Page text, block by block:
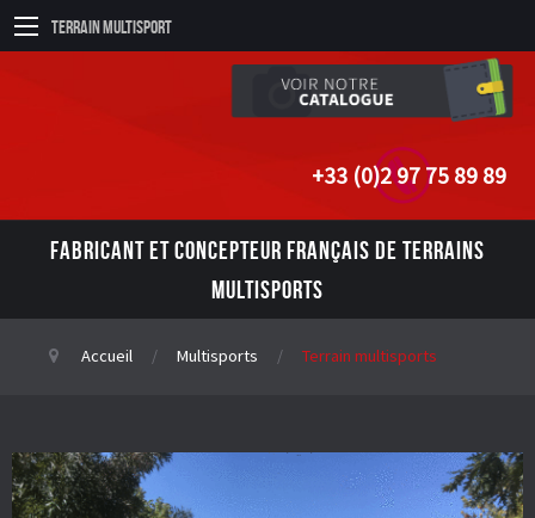
Terrain Multisport
+33 (0)2 97 75 89 89
FABRICANT ET CONCEPTEUR FRANÇAIS DE TERRAINS
MULTISPORTS
Accueil Multisports Terrain multisports